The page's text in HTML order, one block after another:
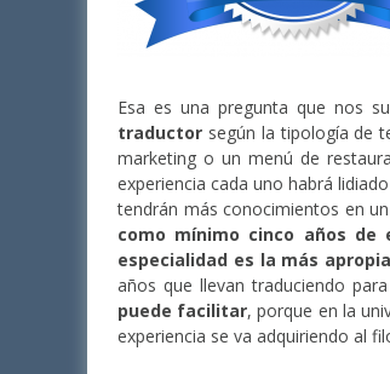
Esa es una pregunta que nos
traductor según la tipología de
marketing o un menú de
experiencia cada uno habrá
tendrán más conocimientos en
como mínimo cinco años de
especialidad es la más
años que llevan traduciendo
puede facilitar, porque en la
experiencia se va adquiriendo al